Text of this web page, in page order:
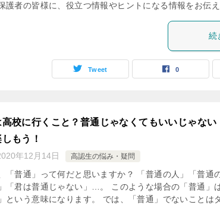
護者の皆様に、役立つ情報やヒントになる情報をお伝
続
Tweet 0
校に行くこと？普通じゃなくてもいいじゃない
もう！
年12月14日 高認生の悩み・疑問
「普通」って何だと思いますか？ 「普通の人」「普通
「君は普通じゃない」…。 このような場合の「普通」
という意味になります。 では、「普通」でないことは